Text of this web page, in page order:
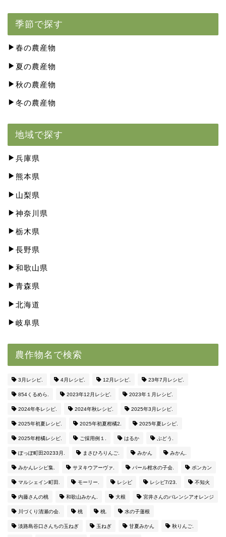
季節で探す
春の農産物
夏の農産物
秋の農産物
冬の農産物
地域で探す
兵庫県
熊本県
山梨県
神奈川県
栃木県
長野県
和歌山県
青森県
北海道
岐阜県
農作物名で検索
3月レシピ. 4月レシピ. 12月レシピ. 23年7月レシピ.
854くるめら. 2023年12月レシピ. 2023年１月レシピ.
2024年冬レシピ. 2024年秋レシピ. 2025年3月レシピ.
2025年初夏レシピ. 2025年初夏柑橘2. 2025年夏レシピ.
2025年柑橘レシピ. ご採用例１. はるか ぶどう.
ぽっぽ町田20233月. まさひろりんご. みかん みかん.
みかんレシピ集. サヌキウアーヴァ. パール柑水の子会. ポンカン
マルシェイン町田. モーリー. レシピ レシピ7/23. 不知火
内藤さんの桃 和歌山みかん. 大根 宮井さんのバレンシアオレンジ
川づくり清瀬の会. 桃 桃. 水の子蓮根
淡路島谷口さんちの玉ねぎ 玉ねぎ 甘夏みかん 秋りんご.